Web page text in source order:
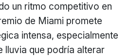
un ritmo competitivo en
de Miami promete
intensa, especialmente
lluvia que podría alterar